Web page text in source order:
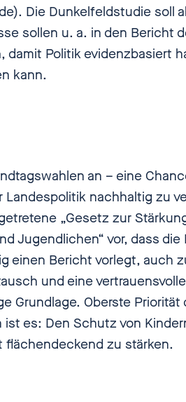
Die Dunkelfeldstudie soll
sollen u. a. in den Bericht
damit Politik evidenzbasiert
kann.
an – eine
nachhaltig zu
„Gesetz zur
Jugendlichen“ vor, dass
einen Bericht vorlegt, auch
und eine
Grundlage. Oberste Priorität
es: Den Schutz von
flächendeckend zu stärken.